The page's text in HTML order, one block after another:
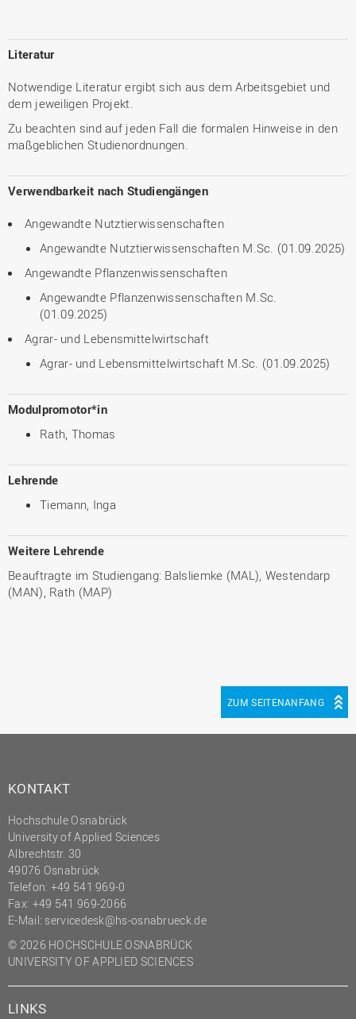
Literatur
Notwendige Literatur ergibt sich aus dem Arbeitsgebiet und
dem jeweiligen Projekt.
Zu beachten sind auf jeden Fall die formalen Hinweise in den
maßgeblichen Studienordnungen.
Verwendbarkeit nach Studiengängen
Angewandte Nutztierwissenschaften
Angewandte Nutztierwissenschaften M.Sc. (01.09.2025)
Angewandte Pflanzenwissenschaften
Angewandte Pflanzenwissenschaften M.Sc.
(01.09.2025)
Agrar- und Lebensmittelwirtschaft
Agrar- und Lebensmittelwirtschaft M.Sc. (01.09.2025)
Modulpromotor*in
Rath, Thomas
Lehrende
Tiemann, Inga
Weitere Lehrende
Beauftragte im Studiengang: Balsliemke (MAL), Westendarp
(MAN), Rath (MAP)
ZUM SEITENANFANG
KONTAKT
Hochschule Osnabrück
University of Applied Sciences
Albrechtstr. 30
49076 Osnabrück
Telefon: +49 541 969-0
Fax: +49 541 969-2066
E-Mail: servicedesk@hs-osnabrueck.de
© 2026 HOCHSCHULE OSNABRÜCK
UNIVERSITY OF APPLIED SCIENCES
LINKS